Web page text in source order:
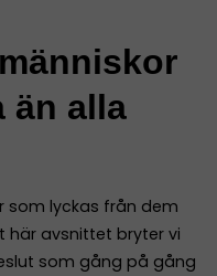
än alla
som lyckas från dem
här avsnittet bryter vi
som gång på gång